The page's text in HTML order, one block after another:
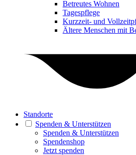
Betreutes Wohnen
Tagespflege
Kurzzeit- und
Ältere Menschen mit
Standorte
Spenden & Unterstützen
Spenden & Unterstützen
Spendenshop
Jetzt spenden